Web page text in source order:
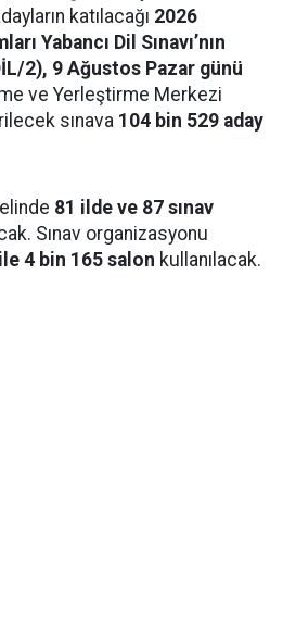
katılacağı 2026
Yabancı Dil Sınavı’nın
2), 9 Ağustos Pazar günü
ve Yerleştirme Merkezi
sınava 104 bin 529 aday
81 ilde ve 87 sınav
Sınav organizasyonu
4 bin 165 salon kullanılacak.